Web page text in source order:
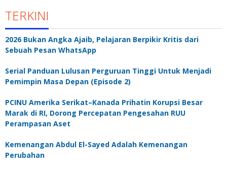
TERKINI
2026 Bukan Angka Ajaib, Pelajaran Berpikir Kritis dari
Sebuah Pesan WhatsApp
Serial Panduan Lulusan Perguruan Tinggi Untuk Menjadi
Pemimpin Masa Depan (Episode 2)
PCINU Amerika Serikat–Kanada Prihatin Korupsi Besar
Marak di RI, Dorong Percepatan Pengesahan RUU
Perampasan Aset
Kemenangan Abdul El-Sayed Adalah Kemenangan
Perubahan